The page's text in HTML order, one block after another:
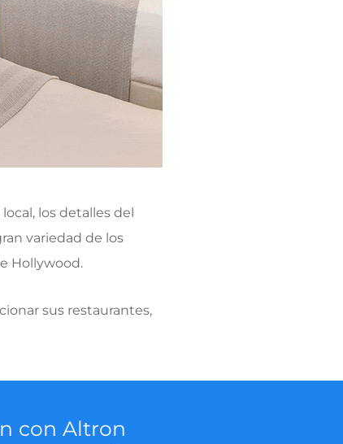
los detalles del
variedad de los
Hollywood.
sus restaurantes,
con Altron